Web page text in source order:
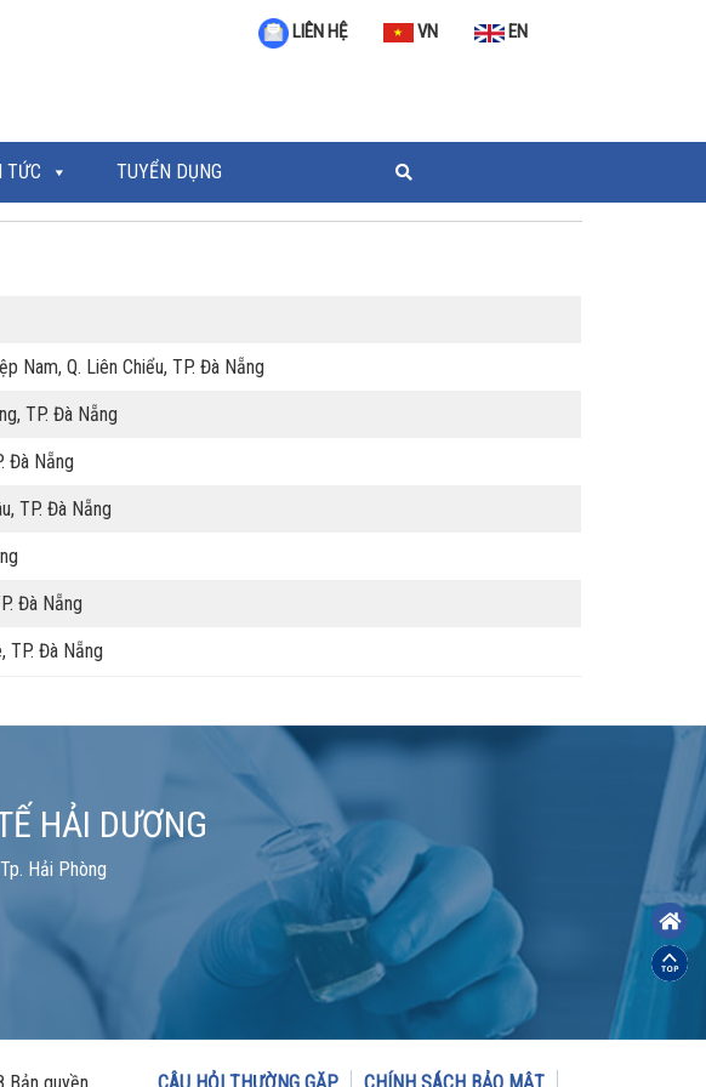
LIÊN HỆ VN EN
TỨC TUYỂN DỤNG
Nam, Q. Liên Chiểu, TP. Đà Nẵng
TP. Đà Nẵng
Đà Nẵng
TP. Đà Nẵng
Đà Nẵng
TP. Đà Nẵng
HẢI DƯƠNG
Hải Phòng